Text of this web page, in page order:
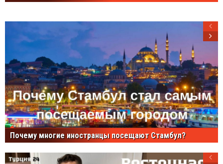
Почему многие иностранцы посещают Стамбул?